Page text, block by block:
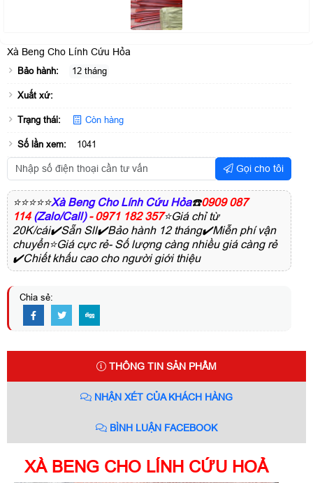
Xà Beng Cho Lính Cứu Hỏa
Bảo hành: 12 tháng
Xuất xứ:
Trạng thái: Còn hàng
Số lần xem: 1041
Gọi cho tôi
⭐⭐⭐⭐⭐Xà Beng Cho Lính Cứu Hỏa☎️0909 087
114(Zalo/Call) - 0971 182 357⭐Giá chỉ từ
20K/cái✔️Sẵn Sll✔️Bảo hành 12 tháng✔️Miễn phí vận
chuyển⭐Giá cực rẻ- Số lượng càng nhiều giá càng rẻ
✔️Chiết khấu cao cho người giới thiệu
Chia sẻ:
THÔNG TIN SẢN PHẨM
NHẬN XÉT CỦA KHÁCH HÀNG
BÌNH LUẬN FACEBOOK
XÀ BENG CHO LÍNH CỨU HOẢ